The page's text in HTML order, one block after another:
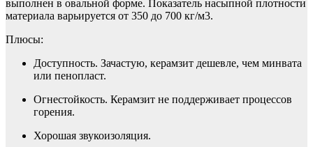
выполнен в овальной форме. Показатель насыпной плотности
материала варьируется от 350 до 700 кг/м3.
Плюсы:
Доступность. Зачастую, керамзит дешевле, чем минвата
или пенопласт.
Огнестойкость. Керамзит не поддерживает процессов
горения.
Хорошая звукоизоляция.